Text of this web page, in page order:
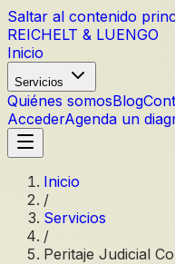
Saltar al contenido
REICHELT & LUENGO
Inicio
Servicios
Quiénes somosBlog
AccederAgenda un
Inicio
/
Servicios
/
Peritaje Judicial